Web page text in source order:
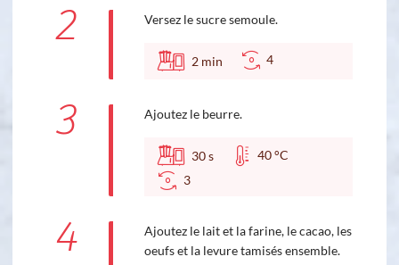
2 Versez le sucre semoule.
2 min 4
3 Ajoutez le beurre.
30s
40 °C
3
4
Ajoutez le lait et la farine, le cacao, les
oeufs et la levure tamisés ensemble.